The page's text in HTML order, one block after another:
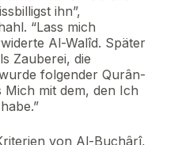
ihn”,
“Lass mich
Al-Walîd. Später
Zauberei, die
folgender Qurân-
Mich mit dem, den Ich
von Al-Buchârî,